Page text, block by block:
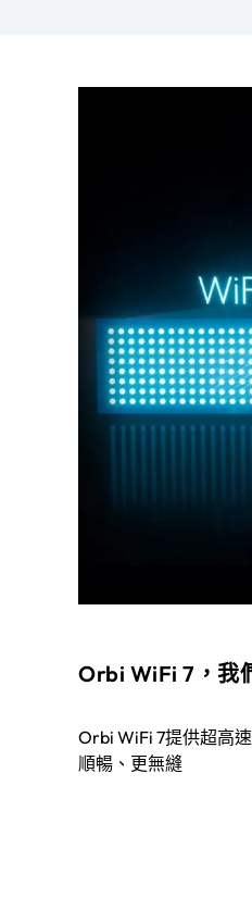
Orbi WiFi 7，我
Orbi WiFi 7提供超高
順暢、更無縫